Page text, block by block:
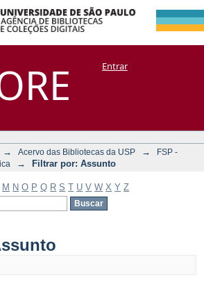
por:
Manakin + CoriscoEntrar
→ Acervo das Bibliotecas da USP →
FSP -
→ Filtrar por: Assunto
M N O P Q R S T U V W X Y Z